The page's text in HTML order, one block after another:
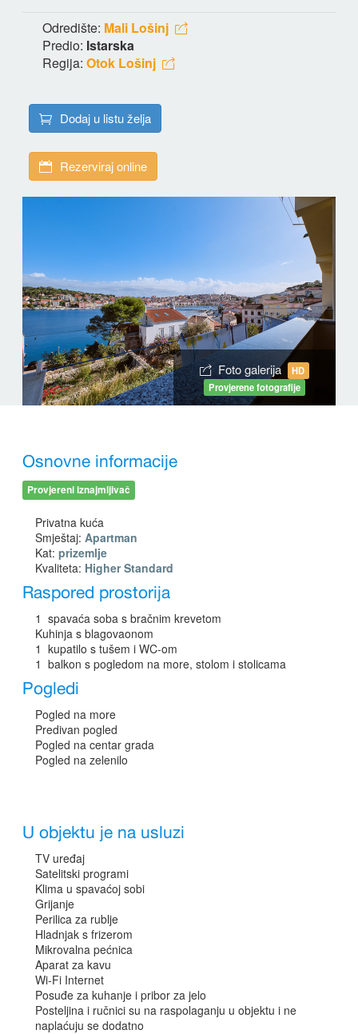
Odredište: Mali Lošinj
Predio: Istarska
Regija: Otok Lošinj
Dodaj u listu želja
Rezerviraj online
Foto galerija
HD
Provjerene fotografije
Osnovne informacije
Provjereni iznajmljivač
Privatna kuća
Smještaj: Apartman
Kat: prizemlje
Kvaliteta: Higher Standard
Raspored prostorija
1 spavaća soba s bračnim krevetom
Kuhinja s blagovaonom
1 kupatilo s tušem i WC-om
1 balkon s pogledom na more, stolom i stolicama
Pogledi
Pogled na more
Predivan pogled
Pogled na centar grada
Pogled na zelenilo
U objektu je na usluzi
TV uređaj
Satelitski programi
Klima u spavaćoj sobi
Grijanje
Perilica za rublje
Hladnjak s frizerom
Mikrovalna pećnica
Aparat za kavu
Wi-Fi Internet
Posuđe za kuhanje i pribor za jelo
Posteljina i ručnici su na raspolaganju u objektu i ne
naplaćuju se dodatno